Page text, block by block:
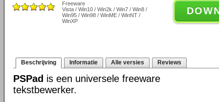
Freeware
Vista / Win10 / Win2k / Win7 / Win8 /
Win95 / Win98 / WinME / WinNT /
WinXP
Beschrijving Informatie Alle versies Reviews
PSPad is een universele freeware
tekstbewerker.